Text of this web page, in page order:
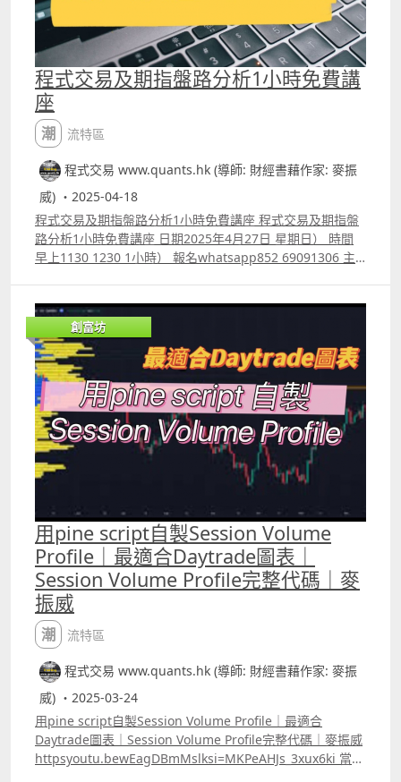
程式交易及期指盤路分析1小時免費講
座
潮流特區
程式交易 www.quants.hk (導師: 財經書藉作家: 麥振
威) ・2025-04-18
程式交易及期指盤路分析1小時免費講座 程式交易及期指盤
路分析1小時免費講座 日期2025年4月27日 星期日） 時間
早上1130 1230 1小時） 報名whatsapp852 69091306 主
View 連接富途autotrade示範 3. Footprint chart教學及用
trading view自制Footprint chart方法 4.如何快速將pine
script寫的交易策略轉為python版本 5.如何快速學懂用
python寫運用排盤市場深度數據的交易策略autotrade 6.期
指盤路分析原理講解 報名whatspp 69091306 或電郵
paul.mark881@gmail.com
創富坊
用pine script自製Session Volume
Profile｜最適合Daytrade圖表｜
Session Volume Profile完整代碼｜麥
振威
潮流特區
程式交易 www.quants.hk (導師: 財經書藉作家: 麥振
威) ・2025-03-24
用pine script自製Session Volume Profile｜最適合
Daytrade圖表｜Session Volume Profile完整代碼｜麥振威
httpsyoutu.bewEagDBmMslksi=MKPeAHJs_3xux6ki 當大